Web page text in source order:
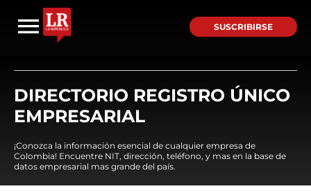
SUSCRIBIRSE
DIRECTORIO REGISTRO ÚNICO
EMPRESARIAL
¡Conozca la información esencial de cualquier empresa de
Colombia! Encuentre NIT, dirección, teléfono, y mas en la base de
datos empresarial mas grande del país.